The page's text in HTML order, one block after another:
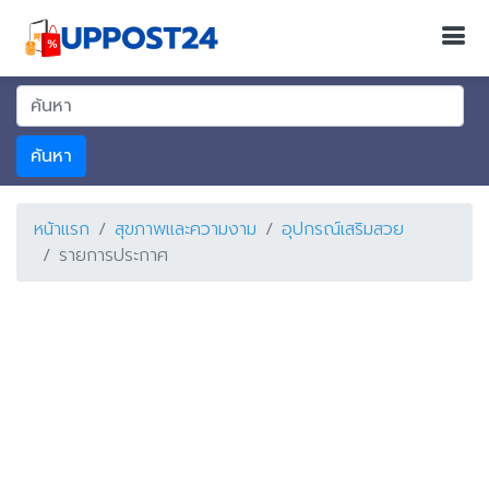
ค้นหา
หน้าแรก สุขภาพและความงาม
อุปกรณ์เสริมสวย
รายการประกาศ